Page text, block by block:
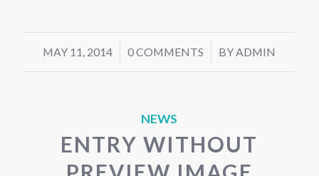
MAY 11, 2014
/ 0 COMMENTS
/ BYADMIN
NEWS
ENTRY WITHOUT